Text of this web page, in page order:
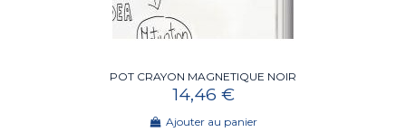
POT CRAYON MAGNETIQUE NOIR
14,46 €
Ajouter au panier